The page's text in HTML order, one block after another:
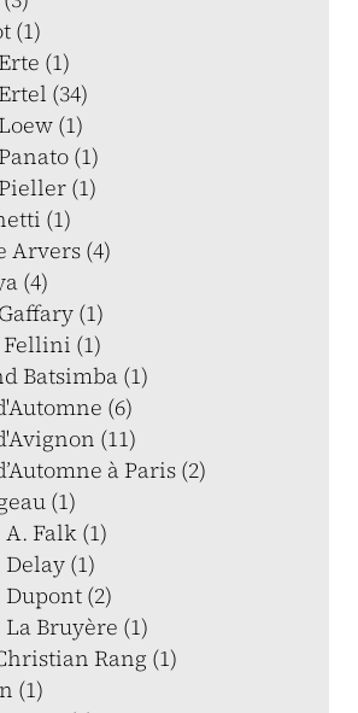
(1)
(1)
(34)
(1)
(1)
(1)
(1)
Arvers (4)
(4)
(1)
(1)
Batsimba (1)
(6)
(11)
à Paris (2)
(1)
Falk (1)
(1)
(2)
Bruyère (1)
Rang (1)
(1)